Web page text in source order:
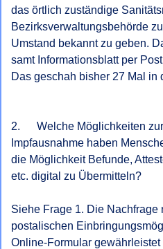
das örtlich zuständige
Bezirksverwaltungsbehörde
Umstand bekannt zu geben.
samt Informationsblatt per
Das geschah bisher 27 Mal in
2.      Welche Möglichkeiten
Impfausnahme haben
die Möglichkeit Befunde,
etc. digital zu Übermitteln?
Siehe Frage 1. Die Nachfrage
postalischen
Online-Formular